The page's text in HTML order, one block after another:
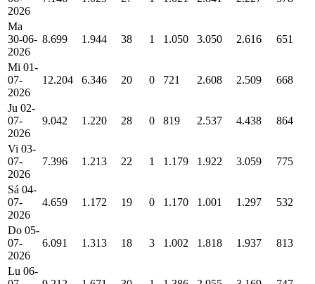
2026
Ma
30-06-
2026
8.699 1.944 38 1 1.050 3.050 2.616 651
Mi 01-
07-
2026
12.204 6.346 20 0 721 2.608 2.509 668
Ju 02-
07-
2026
9.042 1.220 28 0 819 2.537 4.438 864
Vi 03-
07-
2026
7.396 1.213 22 1 1.179 1.922 3.059 775
Sá 04-
07-
2026
4.659 1.172 19 0 1.170 1.001 1.297 532
Do 05-
07-
2026
6.091 1.313 18 3 1.002 1.818 1.937 813
Lu 06-